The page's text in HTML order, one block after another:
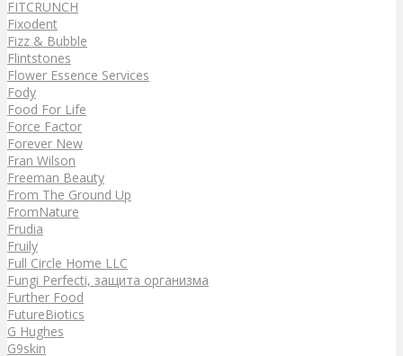
FITCRUNCH
Fixodent
Fizz & Bubble
Flintstones
Flower Essence Services
Fody
Food For Life
Force Factor
Forever New
Fran Wilson
Freeman Beauty
From The Ground Up
FromNature
Frudia
Fruily
Full Circle Home LLC
Fungi Perfecti, защита организма
Further Food
FutureBiotics
G Hughes
G9skin